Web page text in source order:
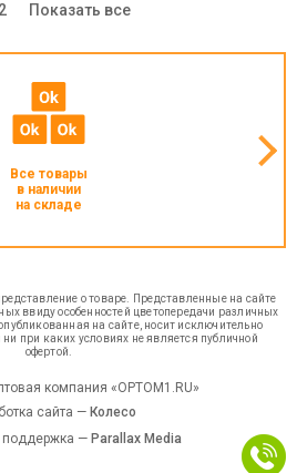
2 Показать все
Все товары
в наличии
на складе
о товаре. Представленные на сайте
ввиду особенностей цветопередачи различных
на сайте, носит исключительно
при каких условиях не является публичной
офертой.
компания «OPTOM1.RU»
сайта — Колесо
поддержка — Parallax Media